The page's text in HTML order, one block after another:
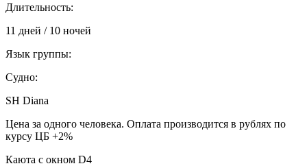
Длительность:
11 дней / 10 ночей
Язык группы:
Судно:
SH Diana
Цена за одного человека. Оплата производится в рублях по
курсу ЦБ +2%
Каюта с окном D4